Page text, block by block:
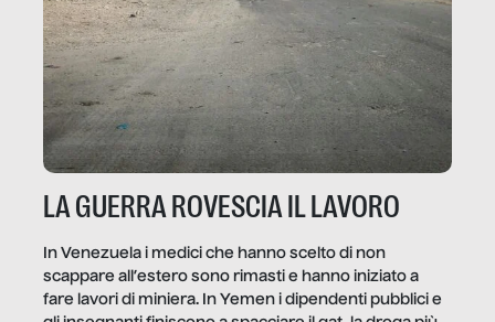
LA GUERRA ROVESCIA IL LAVORO
In Venezuela i medici che hanno scelto di non
scappare all’estero sono rimasti e hanno iniziato a
fare lavori di miniera. In Yemen i dipendenti pubblici e